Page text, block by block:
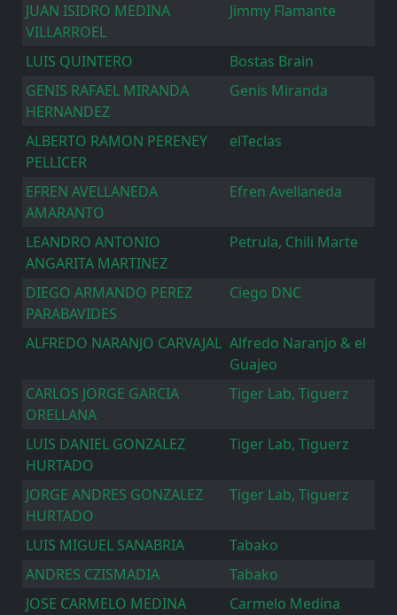
JUAN ISIDRO MEDINA
VILLARROEL
Jimmy Flamante
LUIS QUINTERO
Bostas Brain
GENIS RAFAEL MIRANDA
HERNANDEZ
Genis Miranda
ALBERTO RAMON PERENEY
PELLICER
elTeclas
EFREN AVELLANEDA
AMARANTO
Efren Avellaneda
LEANDRO ANTONIO
ANGARITA MARTINEZ
Petrula, Chili Marte
DIEGO ARMANDO PEREZ
PARABAVIDES
Ciego DNC
ALFREDO NARANJO CARVAJAL Alfredo Naranjo & el
Guajeo
CARLOS JORGE GARCIA
ORELLANA
Tiger Lab, Tiguerz
LUIS DANIEL GONZALEZ
HURTADO
Tiger Lab, Tiguerz
JORGE ANDRES GONZALEZ
HURTADO
Tiger Lab, Tiguerz
LUIS MIGUEL SANABRIA
Tabako
ANDRES CZISMADIA
Tabako
JOSE CARMELO MEDINA
Carmelo Medina